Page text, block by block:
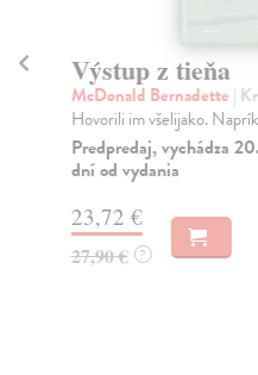
Výstup z tieňa
McDonald Bernadette |
Hovorili im všelijako.
Predpredaj, vychádza
dní od vydania
23,72 €
27,90 € ?